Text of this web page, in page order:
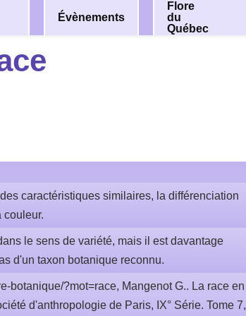
Évènements
Flore
du
Québec
caractéristiques similaires, la différenciation
couleur.
le sens de variété, mais il est davantage
d'un taxon botanique reconnu.
botanique/?mot=race, Mangenot G.. La race en
d'anthropologie de Paris, IX° Série. Tome 7,